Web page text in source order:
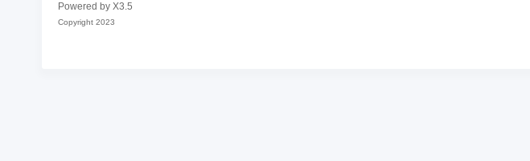
Powered by X3.5
Copyright 2023